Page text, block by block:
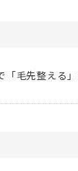
「毛先整える